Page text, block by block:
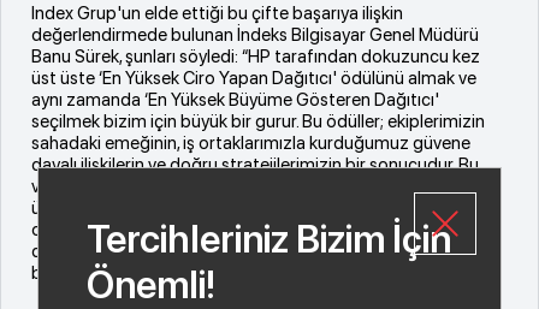
Index Grup'un elde ettiği bu çifte başarıya ilişkin
değerlendirmede bulunan İndeks Bilgisayar Genel Müdürü
Banu Sürek, şunları söyledi: “HP tarafından dokuzuncu kez
üst üste ‘En Yüksek Ciro Yapan Dağıtıcı' ödülünü almak ve
aynı zamanda ‘En Yüksek Büyüme Gösteren Dağıtıcı'
seçilmek bizim için büyük bir gurur. Bu ödüller; ekiplerimizin
sahadaki emeğinin, iş ortaklarımızla kurduğumuz güvene
dayalı ilişkilerin ve doğru stratejilerimizin bir sonucudur. Bu
vesileyle, bizi bu değerli ödüllerle onurlandıran kıymetli
üreticimiz HP'ye ve bu başarıyı mümkün kılan tüm iş
ortaklarımıza yürekten teşekkür ediyoruz. Önümüzdeki
dönemde de sektörümüze değer katmayı ve pazardaki
büyümemizi kararlılıkla sürdürmeyi hedefliyoruz.”
Tercihleriniz Bizim İçin
Önemli!